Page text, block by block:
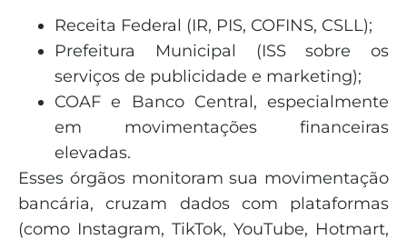
Receita Federal (IR, PIS, COFINS, CSLL);
Prefeitura Municipal (ISS sobre os
serviços de publicidade e marketing);
COAF e Banco Central, especialmente
em movimentações financeiras
elevadas.
Esses órgãos monitoram sua movimentação
bancária, cruzam dados com plataformas
(como Instagram, TikTok, YouTube, Hotmart,